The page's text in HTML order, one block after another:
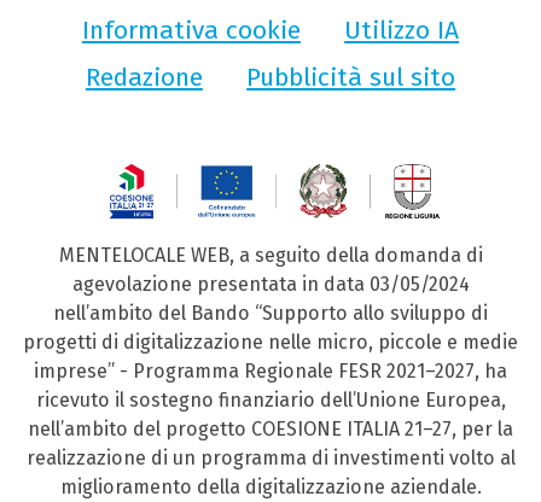
Informativa cookie
Utilizzo IA
Redazione
Pubblicità sul sito
MENTELOCALE WEB, a seguito della domanda di
agevolazione presentata in data 03/05/2024
nell’ambito del Bando “Supporto allo sviluppo di
progetti di digitalizzazione nelle micro, piccole e medie
imprese” - Programma Regionale FESR 2021–2027, ha
ricevuto il sostegno finanziario dell’Unione Europea,
nell’ambito del progetto COESIONE ITALIA 21–27, per la
realizzazione di un programma di investimenti volto al
miglioramento della digitalizzazione aziendale.